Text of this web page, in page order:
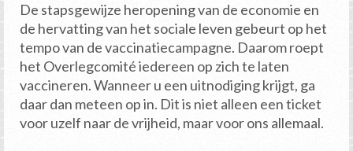
De stapsgewijze heropening van de economie en
de hervatting van het sociale leven gebeurt op het
tempo van de vaccinatiecampagne. Daarom roept
het Overlegcomité iedereen op zich te laten
vaccineren. Wanneer u een uitnodiging krijgt, ga
daar dan meteen op in. Dit is niet alleen een ticket
voor uzelf naar de vrijheid, maar voor ons allemaal.